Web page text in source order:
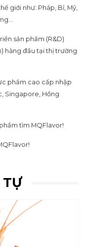
giới như: Pháp, Bỉ, Mỹ,
sản phẩm (R&D)
hàng đầu tại thị trường
phẩm cao cấp nhập
Singapore, Hồng
tìm MQFlavor!